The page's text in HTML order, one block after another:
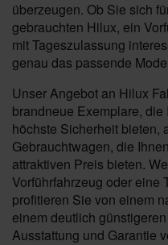
überzeugen. Ob Sie sich
gebrauchten Hilux, ein
mit Tageszulassung
genau das passende
Unser Angebot an Hilux
brandneue Exemplare,
höchste Sicherheit bieten,
Gebrauchtwagen, die
attraktiven Preis bieten.
Vorführfahrzeug oder eine
profitieren Sie von einem
einem deutlich
Ausstattung und Garantie